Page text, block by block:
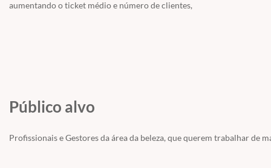
aumentando o ticket médio e número de clientes,
Público alvo
Profissionais e Gestores da área da beleza, que querem trabalhar de